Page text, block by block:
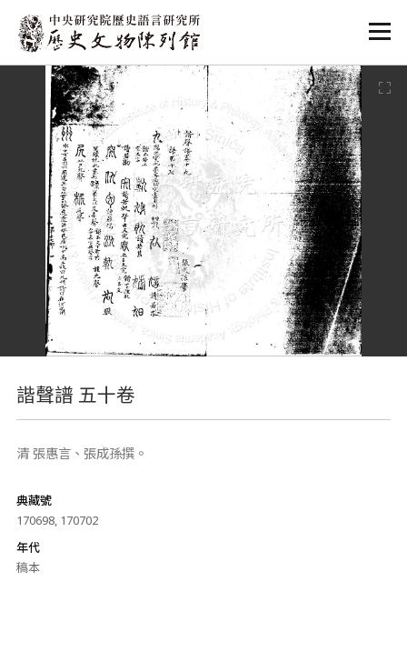
:::
諧聲譜 五十卷
清 張惠言、張成孫撰。
典藏號
170698, 170702
年代
稿本